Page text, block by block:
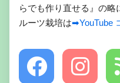
らでも作り直せる』の略
ルーツ栽培は➡YouTube